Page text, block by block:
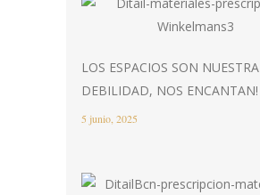
LOS ESPACIOS SON NUESTRA
DEBILIDAD, NOS ENCANTAN!
5 junio, 2025